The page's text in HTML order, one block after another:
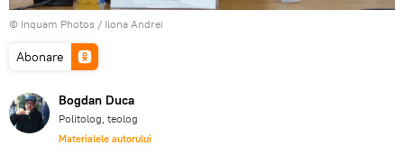
© Inquam Photos / Ilona Andrei
Abonare
Bogdan Duca
Politolog, teolog
Materialele autorului